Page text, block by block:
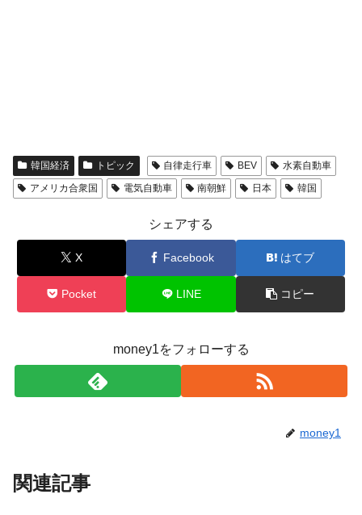
韓国経済 トピック 自律走行車 BEV
水素自動車
アメリカ合衆国
電気自動車 南朝鮮 日本 韓国
シェアする
X Facebook はてブ
Pocket LINE コピー
money1をフォローする
money1
関連記事